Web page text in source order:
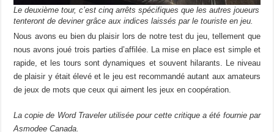
Le deuxième tour, c’est cinq arrêts spécifiques que les autres joueurs
tenteront de deviner grâce aux indices laissés par le touriste en jeu.
Nous avons eu bien du plaisir lors de notre test du jeu, tellement que
nous avons joué trois parties d’affilée. La mise en place est simple et
rapide, et les tours sont dynamiques et souvent hilarants. Le niveau
de plaisir y était élevé et le jeu est recommandé autant aux amateurs
de jeux de mots que ceux qui aiment les jeux en coopération.
La copie de Word Traveler utilisée pour cette critique a été fournie par
Asmodee Canada.